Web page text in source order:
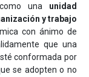
una unidad
y trabajo
con ánimo de
que una
conformada por
se adopten o no